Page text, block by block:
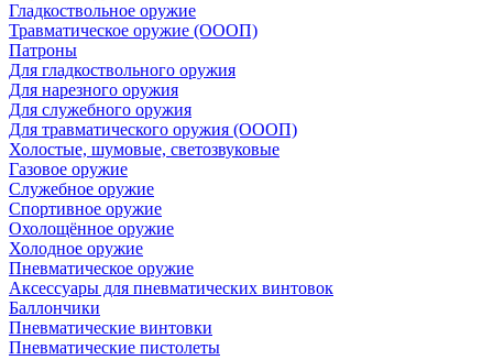
Гладкоствольное оружие
Травматическое оружие (ОООП)
Патроны
Для гладкоствольного оружия
Для нарезного оружия
Для служебного оружия
Для травматического оружия (ОООП)
Холостые, шумовые, светозвуковые
Газовое оружие
Служебное оружие
Спортивное оружие
Охолощённое оружие
Холодное оружие
Пневматическое оружие
Аксессуары для пневматических винтовок
Баллончики
Пневматические винтовки
Пневматические пистолеты